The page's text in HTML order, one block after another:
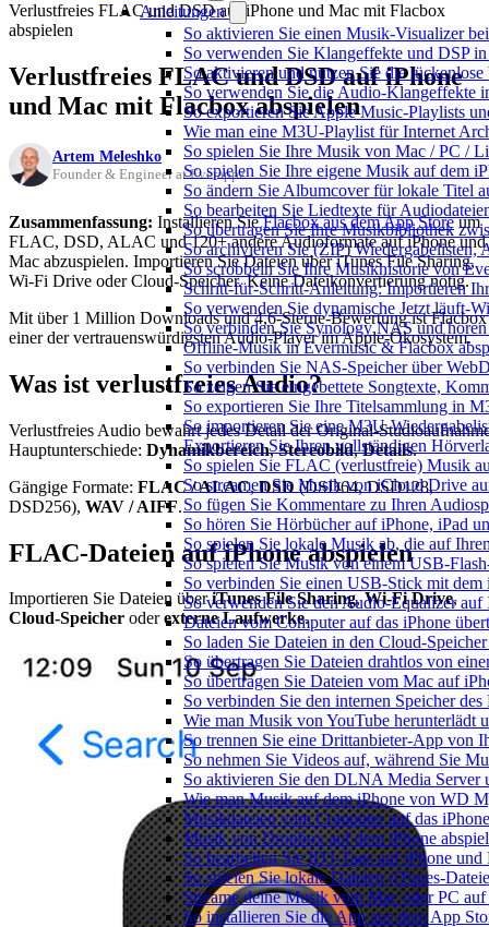
Anleitungen
So aktivieren Sie einen Musik-Visualizer
So verwenden Sie Klangeffekte und DSP
So aktivieren und nutzen Sie die
So verwenden Sie die Audio-Klangeffekte
So exportieren Sie Apple Music-Playlists
Wie man eine M3U-Playlist für Internet
So spielen Sie Ihre Musik von Mac / PC /
So spielen Sie Ihre eigene Musik auf dem
So ändern Sie Albumcover für lokale Titel
So bearbeiten Sie Liedtexte für
So übertragen Sie Ihre Musikbibliothek
So archivieren Sie (ZIP) Wiedergabelisten,
So scrobbeln Sie Ihre Musikhistorie von
Schritt-für-Schritt-Anleitung: Importieren
So verwenden Sie dynamische Jetzt läuft-
So verbinden Sie Synology NAS und
Offline-Musik in Evermusic & Flacbox
So verbinden Sie NAS-Speicher über
So zeigen Sie eingebettete Songtexte,
So exportieren Sie Ihre Titelsammlung in
So importieren Sie eine M3U-
Exportieren Sie Ihren vollständigen
So spielen Sie FLAC (verlustfreie) Musik
So streamen Sie Musik von iCloud Drive
So fügen Sie Kommentare zu Ihren
So hören Sie Hörbücher auf iPhone, iPad
So spielen Sie lokale Musik ab, die auf
So spielen Sie Musik von einem USB-
So verbinden Sie einen USB-Stick mit
So verwenden Sie den Audio-Equalizer
Dateien vom Computer auf das iPhone
So laden Sie Dateien in den Cloud-
So übertragen Sie Dateien drahtlos von
So übertragen Sie Dateien vom Mac auf
So verbinden Sie den internen Speicher
Wie man Musik von YouTube herunterlädt
So trennen Sie eine Drittanbieter-App von
So nehmen Sie Videos auf, während Sie
So aktivieren Sie den DLNA Media Server
Wie man Musik auf dem iPhone von WD
Musikdateien vom Computer auf das
Musik von Dropbox auf dem iPhone
So bearbeiten Sie ID3-Tags auf iPhone und
So spielen Sie lokale Dateien (iTunes-
Streame deine Musik vom Mac oder PC
So installieren Sie die App aus dem App
Verlustfreies FLAC und DSD auf iPhone und Mac mit Flacbox
abspielen
Verlustfreies FLAC und DSD auf iPhone
und Mac mit Flacbox abspielen
Artem Meleshko
Founder & Engineer at Everappz
Zusammenfassung: Installieren SieFlacbox aus dem App Storeum
FLAC, DSD, ALAC und 120+ andere Audioformate auf iPhone und
Mac abzuspielen. Importieren Sie Dateien über iTunes File Sharing,
Wi-Fi Drive oder Cloud-Speicher. Keine Dateikonvertierung nötig.
Mit über 1 Million Downloads und 4,6-Sterne-Bewertung ist Flacbox
einer der vertrauenswürdigsten Audio-Player im Apple-Ökosystem.
Was ist verlustfreies Audio?
Verlustfreies Audio bewahrt jedes Detail der Original-
Hauptunterschiede: Dynamikbereich,Stereobild,Details.
Gängige Formate: FLAC / ALAC,DSD (DSD64, DSD128,
DSD256), WAV / AIFF.
FLAC-Dateien auf iPhone abspielen
Importieren Sie Dateien überiTunes File Sharing,Wi-Fi Drive,
Cloud-Speicher oderexterne Laufwerke.